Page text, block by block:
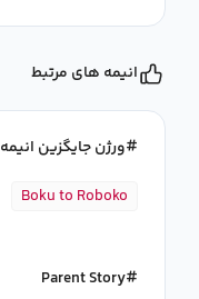
انیمه های مرتبط
ورژن جایگزین انیمه
Boku to Roboko
Parent Story